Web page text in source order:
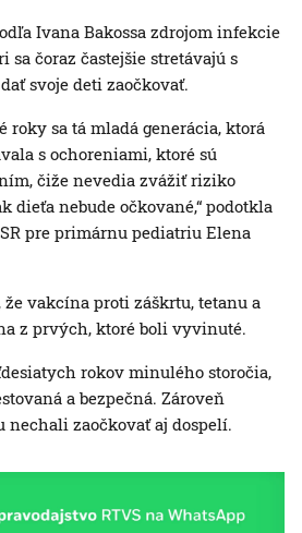
Ivana Bakossa zdrojom infekcie
sa čoraz častejšie stretávajú s
svoje deti zaočkovať.
roky sa tá mladá generácia, ktorá
s ochoreniami, ktoré sú
čiže nevedia zvážiť riziko
dieťa nebude očkované,“ podotkla
pre primárnu pediatriu Elena
vakcína proti záškrtu, tetanu a
z prvých, ktoré boli vyvinuté.
rokov minulého storočia,
a bezpečná. Zároveň
nechali zaočkovať aj dospelí.